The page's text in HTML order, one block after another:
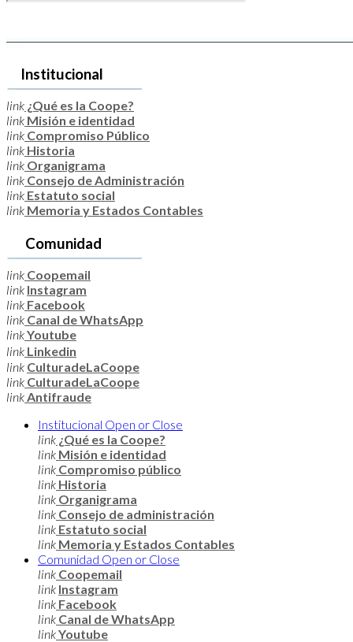
Institucional
link ¿Qué es la Coope?
link Misión e identidad
link Compromiso Público
link Historia
link Organigrama
link Consejo de Administración
link Estatuto social
link Memoria y Estados Contables
Comunidad
link Coopemail
link Instagram
link Facebook
link Canal de WhatsApp
linkYoutube
link Linkedin
link CulturadeLaCoope
link CulturadeLaCoope
linkAntifraude
Institucional Open or Close
link ¿Qué es la Coope?
link Misión e identidad
link Compromiso público
link Historia
link Organigrama
link Consejo de administración
link Estatuto social
link Memoria y Estados Contables
Comunidad Open or Close
link Coopemail
link Instagram
link Facebook
link Canal de WhatsApp
linkYoutube